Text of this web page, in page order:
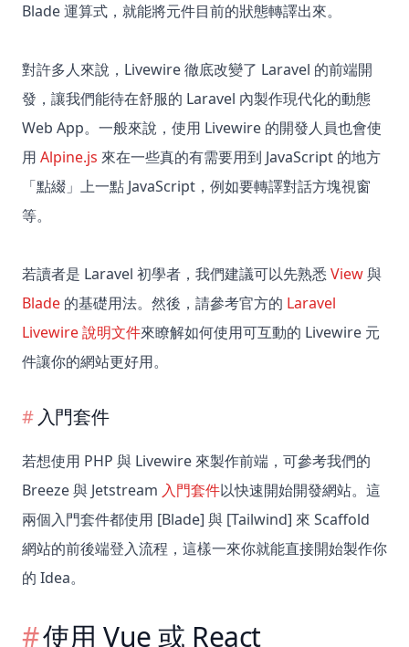
Blade 運算式，就能將元件目前的狀態轉譯出來。
對許多人來說，Livewire 徹底改變了 Laravel 的前端開
發，讓我們能待在舒服的 Laravel 內製作現代化的動態
Web App。一般來說，使用 Livewire 的開發人員也會使
用 Alpine.js 來在一些真的有需要用到 JavaScript 的地方
「點綴」上一點 JavaScript，例如要轉譯對話方塊視窗
等。
若讀者是 Laravel 初學者，我們建議可以先熟悉 View與
Blade 的基礎用法。然後，請參考官方的 Laravel
Livewire 說明文件來瞭解如何使用可互動的 Livewire 元
件讓你的網站更好用。
入門套件
若想使用 PHP 與 Livewire 來製作前端，可參考我們的
Breeze 與 Jetstream 入門套件以快速開始開發網站。這
兩個入門套件都使用 [Blade] 與 [Tailwind] 來 Scaffold
網站的前後端登入流程，這樣一來你就能直接開始製作你
的 Idea。
使用 Vue 或 React